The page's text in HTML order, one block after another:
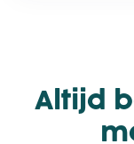
Altijd